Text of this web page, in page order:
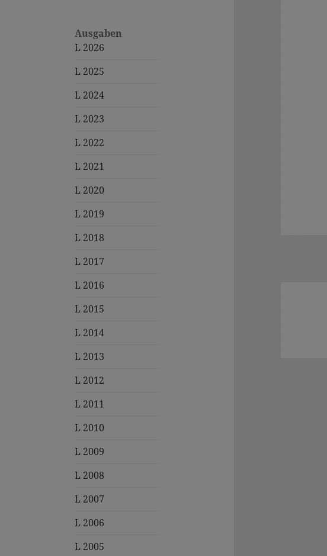
Ausgaben
L 2026
L 2025
L 2024
L 2023
L 2022
L 2021
L 2020
L 2019
L 2018
L 2017
L 2016
L 2015
L 2014
L 2013
L 2012
L 2011
L 2010
L 2009
L 2008
L 2007
L 2006
L 2005